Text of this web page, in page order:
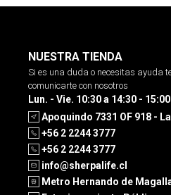
NUESTRA TIENDA
Si es una duda o necesitas ayuda
comunicarte con nosotros
Lun. - Vie. 10:30 a 14:30 -
Apoquindo 7331 OF 918 -
+56 2 2244 3777
+56 2 2244 3777
info@sherpalife.cl
Metro Hernando de